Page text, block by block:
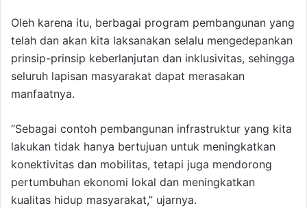
Oleh karena itu, berbagai program pembangunan yang
telah dan akan kita laksanakan selalu mengedepankan
prinsip-prinsip keberlanjutan dan inklusivitas, sehingga
seluruh lapisan masyarakat dapat merasakan
manfaatnya.
“Sebagai contoh pembangunan infrastruktur yang kita
lakukan tidak hanya bertujuan untuk meningkatkan
konektivitas dan mobilitas, tetapi juga mendorong
pertumbuhan ekonomi lokal dan meningkatkan
kualitas hidup masyarakat,” ujarnya.